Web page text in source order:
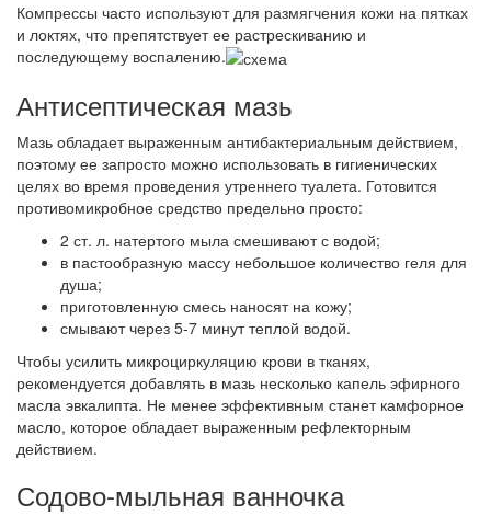
Компрессы часто используют для размягчения кожи на пятках
и локтях, что препятствует ее растрескиванию и
последующему воспалению.
Антисептическая мазь
Мазь обладает выраженным антибактериальным действием,
поэтому ее запросто можно использовать в гигиенических
целях во время проведения утреннего туалета. Готовится
противомикробное средство предельно просто:
2 ст. л. натертого мыла смешивают с водой;
в пастообразную массу небольшое количество геля для
душа;
приготовленную смесь наносят на кожу;
смывают через 5-7 минут теплой водой.
Чтобы усилить микроциркуляцию крови в тканях,
рекомендуется добавлять в мазь несколько капель эфирного
масла эвкалипта. Не менее эффективным станет камфорное
масло, которое обладает выраженным рефлекторным
действием.
Содово-мыльная ванночка